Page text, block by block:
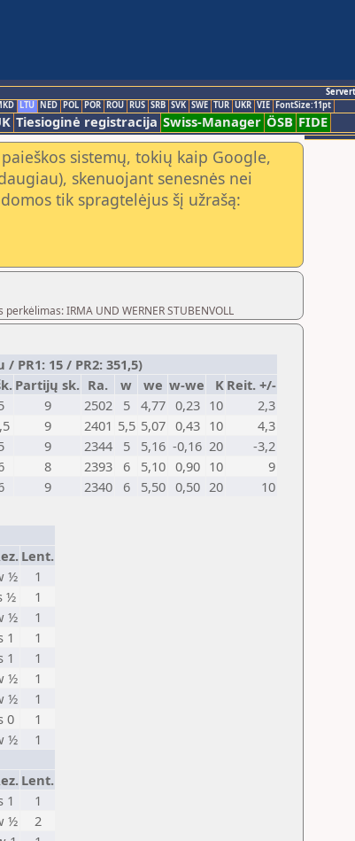
LTU NED POL POR ROU RUS SRB SVK SWE TUR UKR VIE FontSize:11pt
Tiesioginė registracija Swiss-Manager ÖSB FIDE
sistemų, tokių kaip Google,
skenuojant senesnės nei
tik spragtelėjus šį užrašą:
IRMA UND WERNER STUBENVOLL
PR1: 15 / PR2: 351,5)
Partijų sk. Ra. w we w-we K Reit. +/-
9 2502 5 4,77 0,23 10
2,3
9 2401 5,5 5,07 0,43 10
4,3
9 2344 5 5,16 -0,16 20
-3,2
8 2393 6 5,10 0,90 10
9
9 2340 6 5,50 0,50 20 10
Lent.
½
1
½
1
½
1
1
1
1
1
½
1
½
1
0
1
½
1
Lent.
1
1
½
2